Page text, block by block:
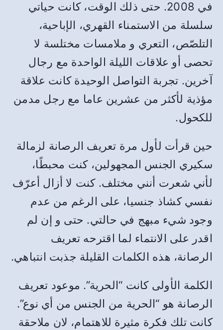
في 2008. حتى ذلك الوقت، كانت حياتي
سلسلة من الاستمناء القهري، الإباحية،
التلصّص، التعري و ملامسات مختلسة لا
تحصى أو علاقات الليلة الواحدة مع رجال
آخرين. تجربة التواصل الوحيدة كانت علاقة
مؤذية لأكثر من عشرين عاما مع رجل مدمن
للكحول.
حين قرأت لأول مرة تعريف الرصانة لزمالة
سكيري الجنس المجهولين، كنت محبطًا،
لأني شعرت أنني مختلف. كنت لا أزال أعرّف
نفسي كشاذ جنسيا، على الرغم من عدم
وجود شيء مبهج في حالتي. حتى و إن لم
اقدر على الانتماء لما اقترحه تعريف
الرصانة، هذه الكلمات القليلة جذبت انتباهي.
الكلمة الأولى كانت “الحرية”. موعود تعريف
الرصانة هو “الحرية من الجنس من أي نوع”.
كانت تلك فكرة مثيرة للاهتمام، لان ملاحقة